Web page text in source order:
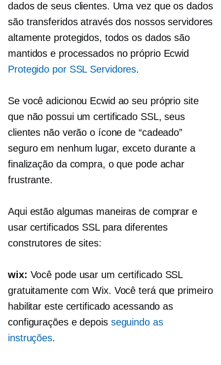
dados de seus clientes. Uma vez que os dados
são transferidos através dos nossos servidores
altamente protegidos, todos os dados são
mantidos e processados ​​no próprio Ecwid
Protegido por SSLServidores.
Se você adicionou Ecwid ao seu próprio site
que não possui um certificado SSL, seus
clientes não verão o ícone de “cadeado”
seguro em nenhum lugar, exceto durante a
finalização da compra, o que pode achar
frustrante.
Aqui estão algumas maneiras de comprar e
usar certificados SSL para diferentes
construtores de sites:
wix: Você pode usar um certificado SSL
gratuitamente com Wix. Você terá que primeiro
habilitar este certificado acessando as
configurações e depois seguindo as
instruções.